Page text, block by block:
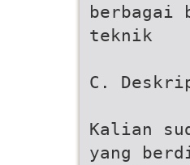
berbagai
teknik
C.
Kalian
yang